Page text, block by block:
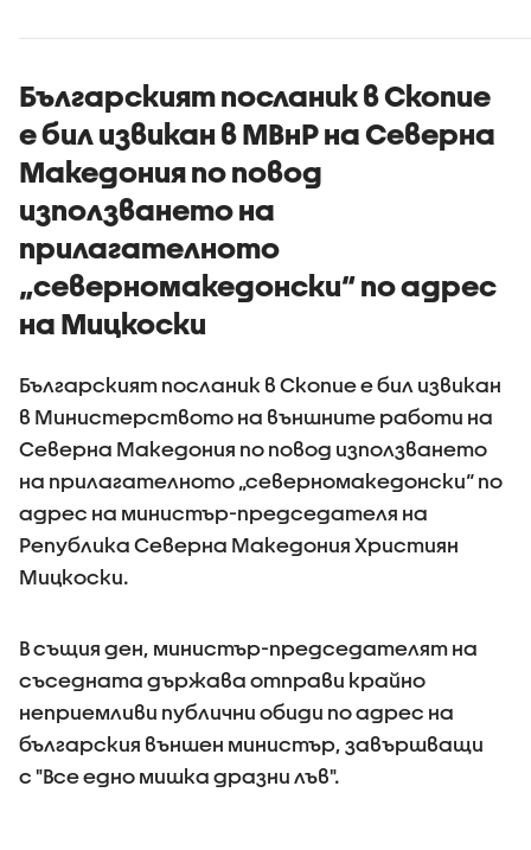
доверие през
Българският посланик в Скопие
е бил извикан в МВнР на Северна
Македония по повод
използването на
прилагателното
„северномакедонски“ по адрес
на Мицкоски
Българският посланик в Скопие е бил извикан
в Министерството на външните работи на
Северна Македония по повод използването
на прилагателното „северномакедонски“ по
адрес на министър-председателя на
Република Северна Македония Християн
Мицкоски.
В същия ден, министър-председателят на
съседната държава отправи крайно
неприемливи публични обиди по адрес на
българския външен министър, завършващи
с "Все едно мишка дразни лъв".